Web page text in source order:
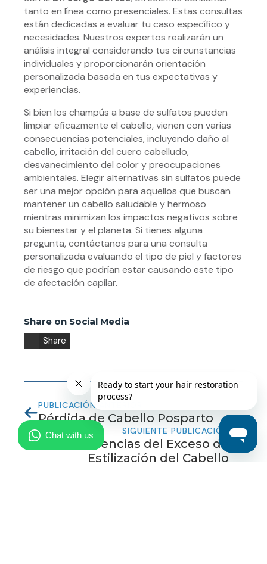
tanto en línea como presenciales. Estas consultas
están dedicadas a evaluar tu caso específico y
necesidades. Nuestros expertos realizarán un
análisis integral considerando tus circunstancias
individuales y proporcionarán orientación
personalizada basada en tus expectativas y
experiencias.
Si bien los champús a base de sulfatos pueden
limpiar eficazmente el cabello, vienen con varias
consecuencias potenciales, incluyendo daño al
cabello, irritación del cuero cabelludo,
desvanecimiento del color y preocupaciones
ambientales. Elegir alternativas sin sulfatos puede
ser una mejor opción para aquellos que buscan
mantener un cabello saludable y hermoso
mientras minimizan los impactos negativos sobre
su bienestar y el planeta. Si tienes alguna
pregunta, contáctanos para una consulta
personalizada evaluando el tipo de piel y factores
de riesgo que podrían estar causando este tipo
de afectación capilar.
Share on Social Media
Share
PUBLICACIÓN ANTERIOR
Pérdida de Cabello Posparto
SIGUIENTE PUBLICACIÓN
Consecuencias del Exceso de
Estilización del Cabello